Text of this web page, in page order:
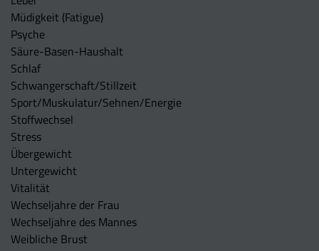
Müdigkeit (Fatigue)
Psyche
Säure-Basen-Haushalt
Schlaf
Schwangerschaft/Stillzeit
Sport/Muskulatur/Sehnen/Energie
Stoffwechsel
Stress
Übergewicht
Untergewicht
Vitalität
Wechseljahre der Frau
Wechseljahre des Mannes
Weibliche Brust